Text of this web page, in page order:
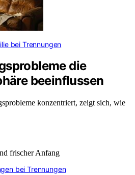
bei Trennungen
die
beeinflussen
konzentriert, zeigt sich, wie
bei Trennungen